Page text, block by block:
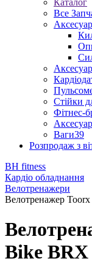
Каталог
Все
Стійки
Фітнес-
Ваги39
Розпродаж з
BH fitness
Кардіо обладнання
Велотренажери
Велотренажер
Bike BRX